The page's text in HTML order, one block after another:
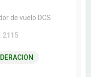
de vuelo DCS
2115